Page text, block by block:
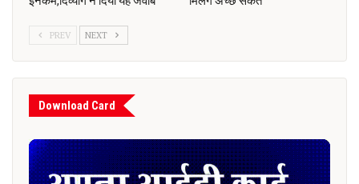
PREV NEXT
Download Card